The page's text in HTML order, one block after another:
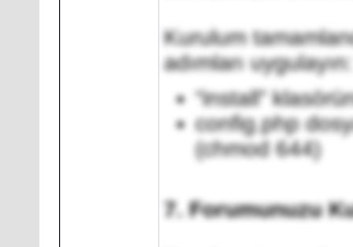
Kurulum
adımları uygulayın:
“install”
config.php
(chmod 644)
7. Forumunuzu